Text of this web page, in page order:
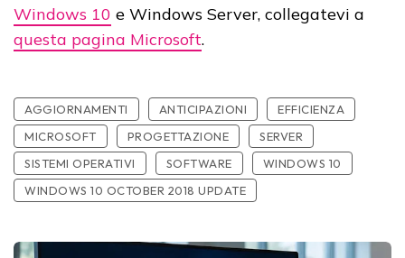
Windows 10 e Windows Server, collegatevi a
questa pagina Microsoft.
AGGIORNAMENTI ANTICIPAZIONI
EFFICIENZA
MICROSOFT
PROGETTAZIONE
SERVER
SISTEMI OPERATIVI
SOFTWARE
WINDOWS 10
WINDOWS 10 OCTOBER 2018 UPDATE